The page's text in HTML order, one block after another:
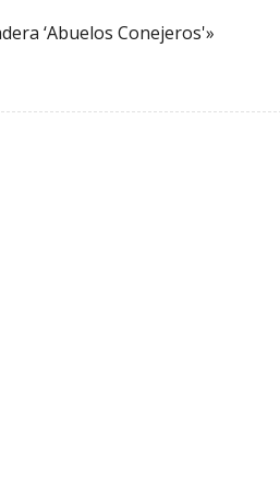
‘Abuelos Conejeros'»